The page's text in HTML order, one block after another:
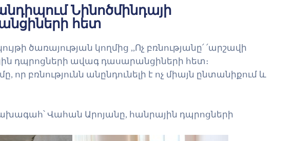
Նինոծմինդայի
հետ
ծառայության կողմից ,,Ոչ բռնությանը՛ ՛արշավի
դպրոցների ավագ դասարանցիների հետ։
բռնությունն անընդունելի է ոչ միայն ընտանիքում և
Վահան Արոյանը, հանրային դպրոցների